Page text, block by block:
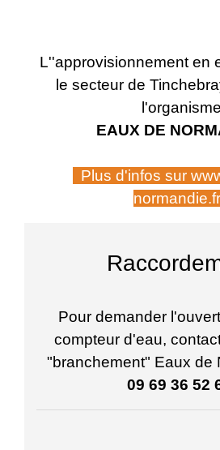
L''approvisionnement en
le secteur de
l'organisme
EAUX DE
Plus d'infos sur
normandie.fr
Racc
Pour demander
compteur d'eau,
"branchement" Eaux de
09 69 36 52